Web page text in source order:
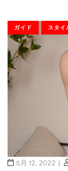
ガイド スタイ
5月 12, 2022